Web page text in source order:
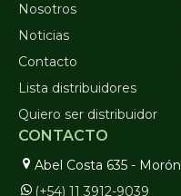
Nosotros
Noticias
Contacto
Lista distribuidores
Quiero ser distribuidor
CONTACTO
Abel Costa 635 - Morón
(+54) 11 3912-9039